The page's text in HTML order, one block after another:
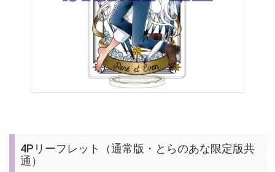
4Pリーフレット（通常版・とらのあな限定版共
通）